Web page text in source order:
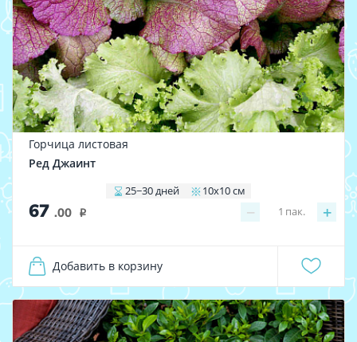
Горчица листовая
Ред Джаинт
25−30 дней 10х10 см
67 .00 i − +
1 пак.
Добавить в корзину